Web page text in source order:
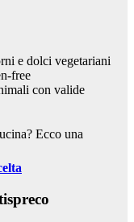
e dolci vegetariani
free
con valide
Ecco una